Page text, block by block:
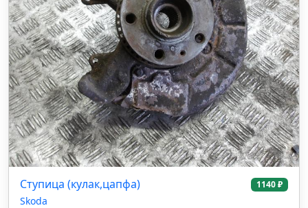
Ступица (кулак,цапфа) 1140 ₽
Skoda